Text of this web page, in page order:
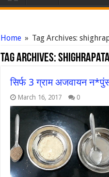
Home » Tag Archives:
Tag Archives:
सिर्फ 3 ग्राम अजवायन
March 16, 2017 0